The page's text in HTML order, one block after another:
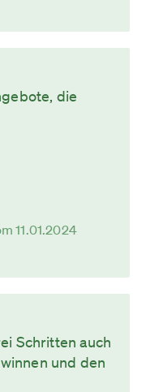
die
11.01.2024
Schritten auch
und den